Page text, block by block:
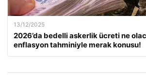
13/12/2025
2026’da bedelli askerlik ücreti ne
enflasyon tahminiyle merak konusu!